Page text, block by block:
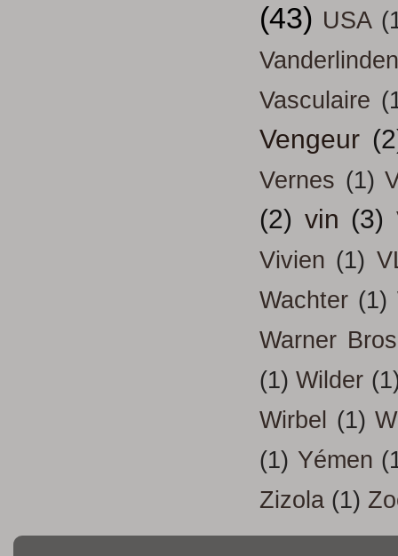
(43) USA
Vanderlinden
Vasculaire
Vengeur
Vernes (1)
(2) vin (3)
Vivien (1)
Wachter (1)
Warner Bros
(1) Wilder
Wirbel
(1)
(1) Yémen
Zizola (1)